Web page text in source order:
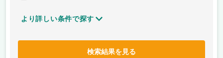
より詳しい条件で探す
検索結果を見る